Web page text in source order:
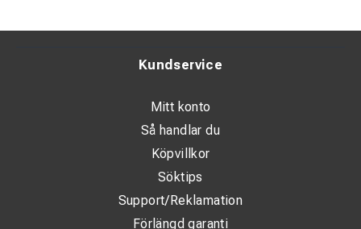
Kundservice
Mitt konto
Så handlar du
Köpvillkor
Söktips
Support/Reklamation
Förlängd garanti